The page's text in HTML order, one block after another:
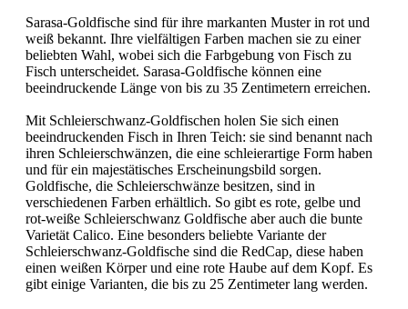
Sarasa-Goldfische sind für ihre markanten Muster in rot und
weiß bekannt. Ihre vielfältigen Farben machen sie zu einer
beliebten Wahl, wobei sich die Farbgebung von Fisch zu
Fisch unterscheidet. Sarasa-Goldfische können eine
beeindruckende Länge von bis zu 35 Zentimetern erreichen.
Mit Schleierschwanz-Goldfischen holen Sie sich einen
beeindruckenden Fisch in Ihren Teich: sie sind benannt nach
ihren Schleierschwänzen, die eine schleierartige Form haben
und für ein majestätisches Erscheinungsbild sorgen.
Goldfische, die Schleierschwänze besitzen, sind in
verschiedenen Farben erhältlich. So gibt es rote, gelbe und
rot-weiße Schleierschwanz Goldfische aber auch die bunte
Varietät Calico. Eine besonders beliebte Variante der
Schleierschwanz-Goldfische sind die RedCap, diese haben
einen weißen Körper und eine rote Haube auf dem Kopf. Es
gibt einige Varianten, die bis zu 25 Zentimeter lang werden.